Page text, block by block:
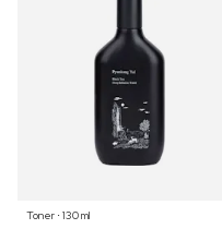
Toner ⋅ 130 ml